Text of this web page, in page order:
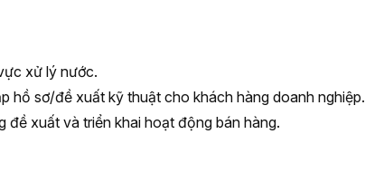
xử lý nước.
hồ sơ/đề xuất kỹ thuật cho khách hàng doanh nghiệp.
đề xuất và triển khai hoạt động bán hàng.